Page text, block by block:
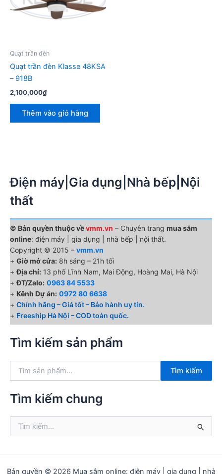
Quạt trần đèn
Quạt trần đèn Klasse 48KSA
– 918B
2,100,000₫
Thêm vào giỏ hàng
Điện máy|Gia dụng|Nhà bếp|Nội
thất
© Bản quyền thuộc vềvmm.vn – Chuyên trang mua sắm
online: điện máy | gia dụng | nhà bếp | nội thất.
Copyright © 2015 – vmm.vn
+ Giờ mở cửa: 8h sáng – 21h tối
+Địa chỉ: 13 phố Lĩnh Nam, Mai Động, Hoàng Mai, Hà Nội
+ĐT/Zalo: 0963 84 5533
+ Kênh Dự án: 0972 80 6638
+ Chính hãng – Giá tốt – Bảo hành uy tín.
+ Freeship Hà Nội – COD toàn quốc.
Tìm kiếm sản phẩm
k
ế
:
Tìm kiếm
Tìm kiếm chung
ế
Bản quyền © 2026 Mua sắm online: điện máy | gia dụng | nhà